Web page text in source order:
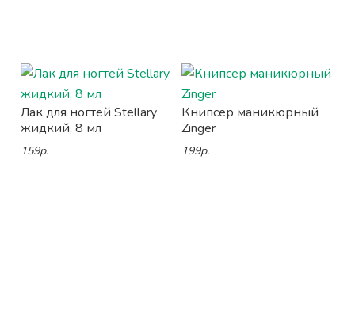
Лак для ногтей Stellary
жидкий, 8 мл
159р.
Книпсер маникюрный
Zinger
199р.